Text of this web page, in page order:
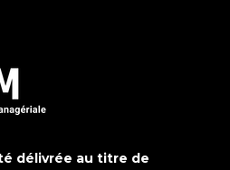
délivrée au titre de